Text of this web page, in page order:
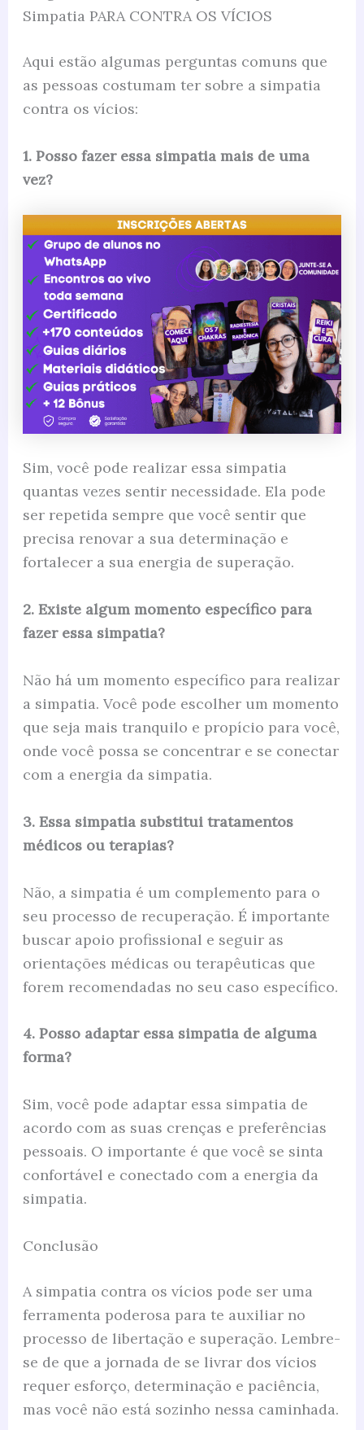
Simpatia PARA CONTRA OS VÍCIOS
Aqui estão algumas perguntas comuns que
as pessoas costumam ter sobre a simpatia
contra os vícios:
1. Posso fazer essa simpatia mais de uma
vez?
Sim, você pode realizar essa simpatia
quantas vezes sentir necessidade. Ela pode
ser repetida sempre que você sentir que
precisa renovar a sua determinação e
fortalecer a sua energia de superação.
2. Existe algum momento específico para
fazer essa simpatia?
Não há um momento específico para realizar
a simpatia. Você pode escolher um momento
que seja mais tranquilo e propício para você,
onde você possa se concentrar e se conectar
com a energia da simpatia.
3. Essa simpatia substitui tratamentos
médicos ou terapias?
Não, a simpatia é um complemento para o
seu processo de recuperação. É importante
buscar apoio profissional e seguir as
orientações médicas ou terapêuticas que
forem recomendadas no seu caso específico.
4. Posso adaptar essa simpatia de alguma
forma?
Sim, você pode adaptar essa simpatia de
acordo com as suas crenças e preferências
pessoais. O importante é que você se sinta
confortável e conectado com a energia da
simpatia.
Conclusão
A simpatia contra os vícios pode ser uma
ferramenta poderosa para te auxiliar no
processo de libertação e superação. Lembre-
se de que a jornada de se livrar dos vícios
requer esforço, determinação e paciência,
mas você não está sozinho nessa caminhada.